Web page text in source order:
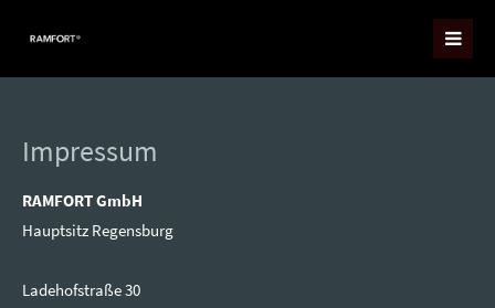
Impressum
RAMFORT GmbH
Hauptsitz Regensburg
Ladehofstraße 30